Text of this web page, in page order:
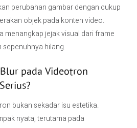
perubahan gambar dengan cukup
objek pada konten video.
menangkap jejak visual dari frame
hilang.
pada Videotron
bukan sekadar isu estetika.
nyata, terutama pada